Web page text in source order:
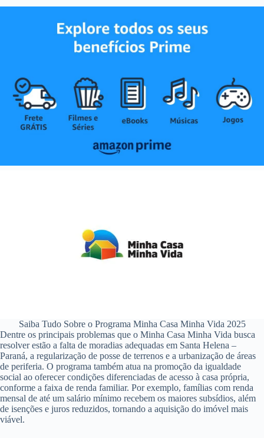
Saiba Tudo Sobre o Programa Minha Casa Minha Vida 2025
Dentre os principais problemas que o Minha Casa Minha Vida busca
resolver estão a falta de moradias adequadas em Santa Helena –
Paraná, a regularização de posse de terrenos e a urbanização de áreas
de periferia. O programa também atua na promoção da igualdade
social ao oferecer condições diferenciadas de acesso à casa própria,
conforme a faixa de renda familiar. Por exemplo, famílias com renda
mensal de até um salário mínimo recebem os maiores subsídios, além
de isenções e juros reduzidos, tornando a aquisição do imóvel mais
viável.